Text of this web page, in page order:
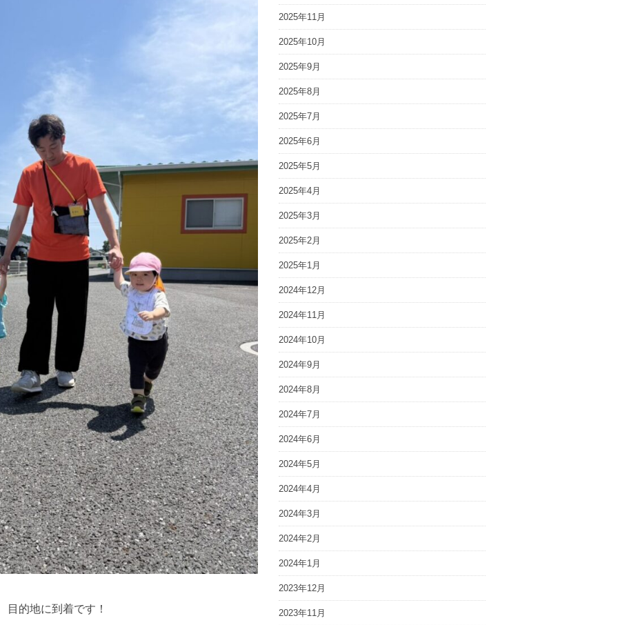
目的地に到着です！
2025年11月
2025年10月
2025年9月
2025年8月
2025年7月
2025年6月
2025年5月
2025年4月
2025年3月
2025年2月
2025年1月
2024年12月
2024年11月
2024年10月
2024年9月
2024年8月
2024年7月
2024年6月
2024年5月
2024年4月
2024年3月
2024年2月
2024年1月
2023年12月
2023年11月